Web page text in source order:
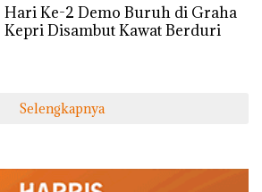
Hari Ke-2 Demo Buruh di Graha
Kepri Disambut Kawat Berduri
Selengkapnya